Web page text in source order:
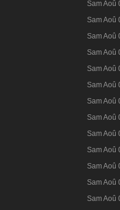
Sam Aoû
Sam Aoû
Sam Aoû
Sam Aoû
Sam Aoû
Sam Aoû
Sam Aoû
Sam Aoû
Sam Aoû
Sam Aoû
Sam Aoû
Sam Aoû
Sam Aoû